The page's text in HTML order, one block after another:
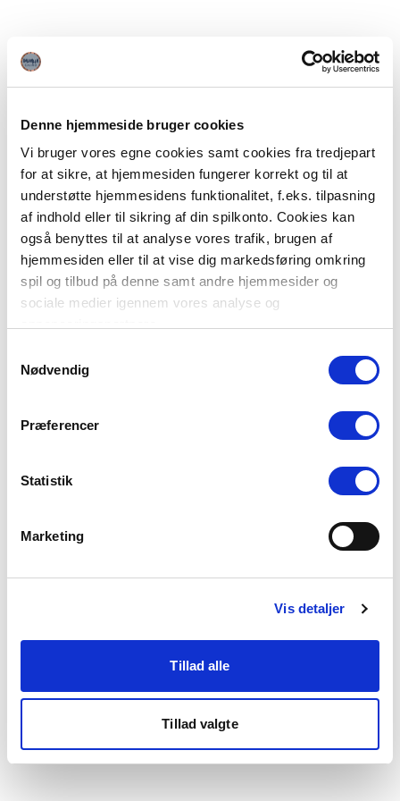
Denne hjemmeside bruger cookies
Vi bruger vores egne cookies samt cookies fra tredjepart
for at sikre, at hjemmesiden fungerer korrekt og til at
understøtte hjemmesidens funktionalitet, f.eks. tilpasning
af indhold eller til sikring af din spilkonto. Cookies kan
også benyttes til at analyse vores trafik, brugen af
hjemmesiden eller til at vise dig markedsføring omkring
spil og tilbud på denne samt andre hjemmesider og
sociale medier igennem vores analyse og
Du kan læse mere om vores brug af cookies under
"Detaljer" eller ved at klikke videre til vores Cookiepolitik,
Nødvendig
Præferencer
Statistik
Marketing
Vis detaljer
Tillad alle
Tillad valgte